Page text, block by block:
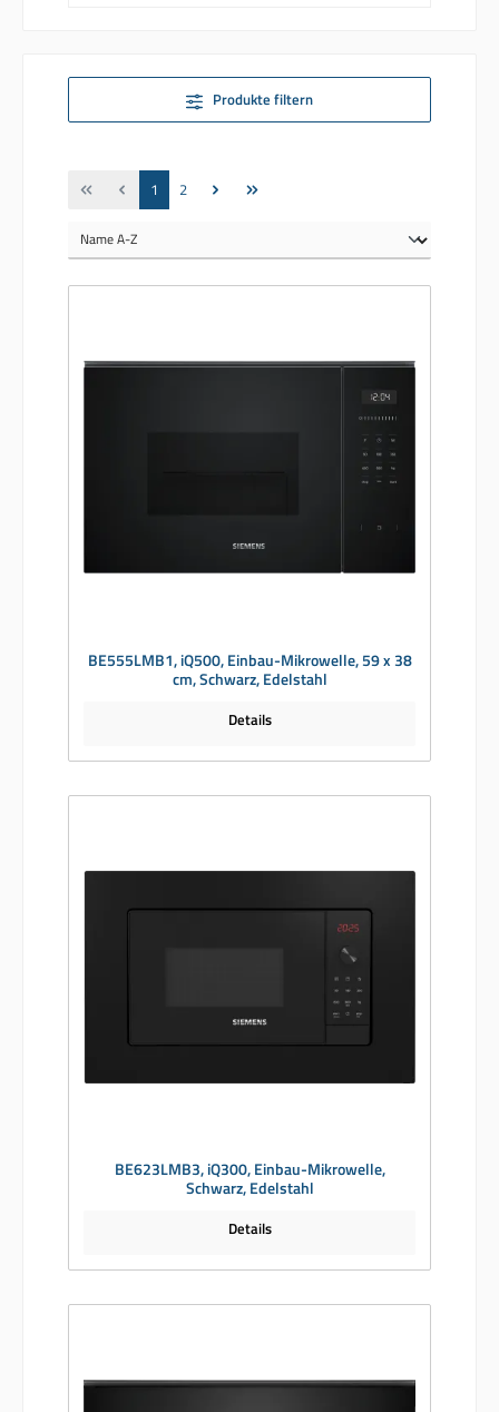
Produkte filtern
Seite
1 Seite
2
BE555LMB1, iQ500, Einbau-Mikrowelle, 59 x 38
cm, Schwarz, Edelstahl
Details
BE623LMB3, iQ300, Einbau-Mikrowelle,
Schwarz, Edelstahl
Details